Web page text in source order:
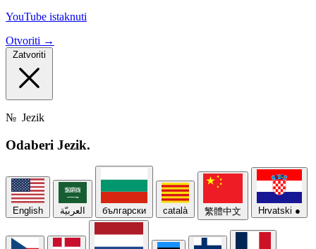
YouTube istaknuti
Otvoriti →
Zatvoriti
№ Jezik
Odaberi Jezik.
English العربيّة български català 繁體中文 Hrvatski ●